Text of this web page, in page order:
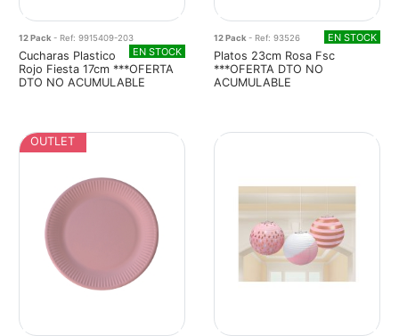
12 Pack - Ref: 9915409-203
EN STOCK
Cucharas Plastico
Rojo Fiesta 17cm ***OFERTA
DTO NO ACUMULABLE
12 Pack - Ref: 93526 EN STOCK
Platos 23cm Rosa Fsc
***OFERTA DTO NO
ACUMULABLE
OUTLET